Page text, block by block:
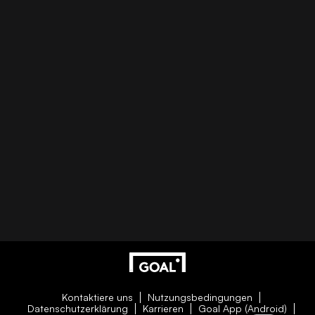
Kontaktiere uns
Nutzungsbedingungen
Datenschutzerklärung
Karrieren Goal App (Android)